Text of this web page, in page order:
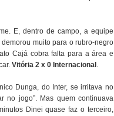
E, dentro de campo, a equipe
muito para o rubro-negro
Cajá cobra falta para a área e
Vitória 2 x 0 Internacional .
Dunga, do Inter, se irritava no
no jogo”. Mas quem continuava
Dinei quase faz o terceiro,